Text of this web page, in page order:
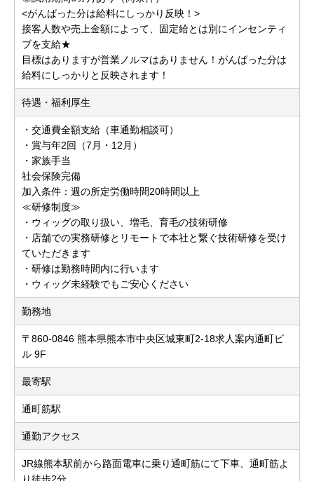
<がんばった分は給料にしっかり反映！>
接客人数や売上金額によって、固定給とは別にインセンティ
ブを支給★
目標はありますが営業ノルマはありません！がんばった分は
給料にしっかりと反映されます！
待遇・福利厚生
・交通費全額支給（車通勤相談可）
・賞与年2回（7月・12月）
・家族手当
社会保険完備
加入条件：週の所定労働時間20時間以上
≪研修制度≫
・ウィッグの取り扱い、増毛、育毛の技術研修
・店舗での実務研修とリモートで本社と繋ぐ技術研修を受け
ていただきます
・研修は勤務時間内に行います
・ウィッグ未経験でもご安心ください
勤務地
〒860-0846 熊本県熊本市中央区城東町2-18求人案内通町ビ
ル 9F
最寄駅
通町筋駅
通勤アクセス
JR線熊本駅前から路面電車に乗り通町筋にて下車、通町筋よ